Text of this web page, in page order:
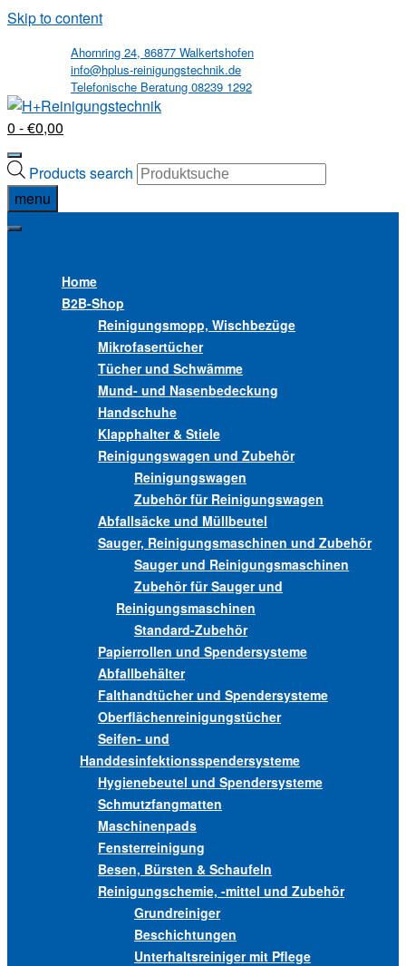
Skip to content
Ahornring 24, 86877 Walkertshofen
info@hplus-reinigungstechnik.de
Telefonische Beratung 08239 1292
0 - €0,00
Products search
menu
Home
B2B-Shop
Reinigungsmopp, Wischbezüge
Mikrofasertücher
Tücher und Schwämme
Mund- und Nasenbedeckung
Handschuhe
Klapphalter & Stiele
Reinigungswagen und Zubehör
Reinigungswagen
Zubehör für Reinigungswagen
Abfallsäcke und Müllbeutel
Sauger, Reinigungsmaschinen und Zubehör
Sauger und Reinigungsmaschinen
Zubehör für Sauger und
Reinigungsmaschinen
Standard-Zubehör
Papierrollen und Spendersysteme
Abfallbehälter
Falthandtücher und Spendersysteme
Oberflächenreinigungstücher
Seifen- und
Handdesinfektionsspendersysteme
Hygienebeutel und Spendersysteme
Schmutzfangmatten
Maschinenpads
Fensterreinigung
Besen, Bürsten & Schaufeln
Reinigungschemie, -mittel und Zubehör
Grundreiniger
Beschichtungen
Unterhaltsreiniger mit Pflege